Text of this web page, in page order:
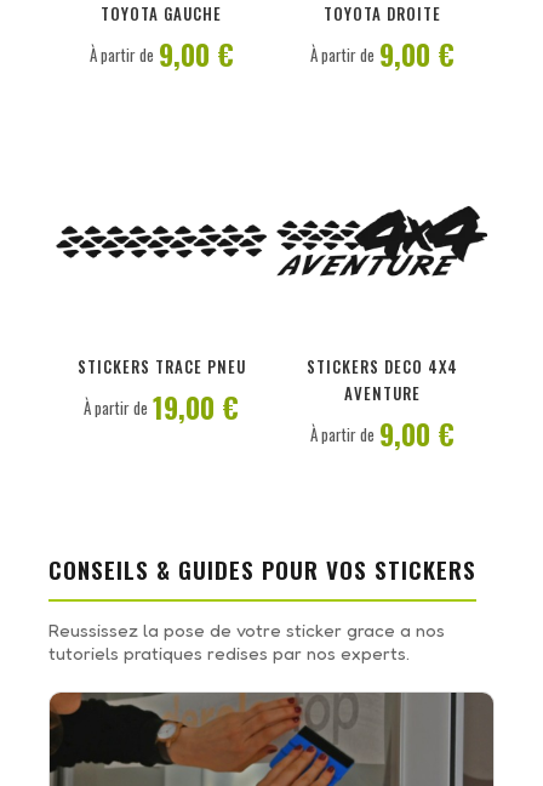
TOYOTA GAUCHE
À partir de 9,00 €
TOYOTA DROITE
À partir de 9,00 €
STICKERS TRACE PNEU
À partir de 19,00 €
STICKERS DECO 4X4
AVENTURE
À partir de 9,00 €
CONSEILS & GUIDES POUR VOS STICKERS
Reussissez la pose de votre sticker grace a nos
tutoriels pratiques redises par nos experts.